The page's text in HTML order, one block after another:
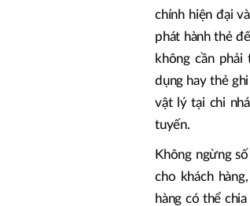
chính hiện đại
phát hành thẻ
không cần
dụng hay thẻ
vật lý tại chi
tuyến.
Không ngừng
cho khách
hàng có thể